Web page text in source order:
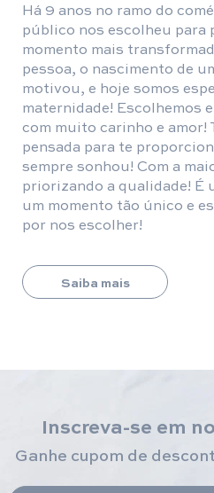
Há 9 anos no ramo do
público nos escolheu para
momento mais
pessoa, o nascimento de
motivou, e hoje somos
maternidade! Escolhemos
com muito carinho e amor!
pensada para te
sempre sonhou! Com a
priorizando a qualidade! É
um momento tão único e
por nos escolher!
Saiba mais
Inscreva-se em
Ganhe cupom de